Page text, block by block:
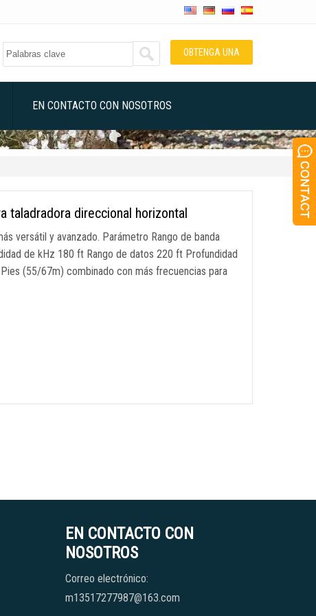
OBTENGA UNA
EN CONTACTO CON NOSOTROS
taladradora direccional horizontal
versátil y avanzado. Parámetro Rango de banda
de kHz 180 ft Rango de datos 220 ft Profundidad
(55/67m) combinado con más frecuencias para
EN CONTACTO CON
NOSOTROS
Correo electrónico:
m13517277987@163.com